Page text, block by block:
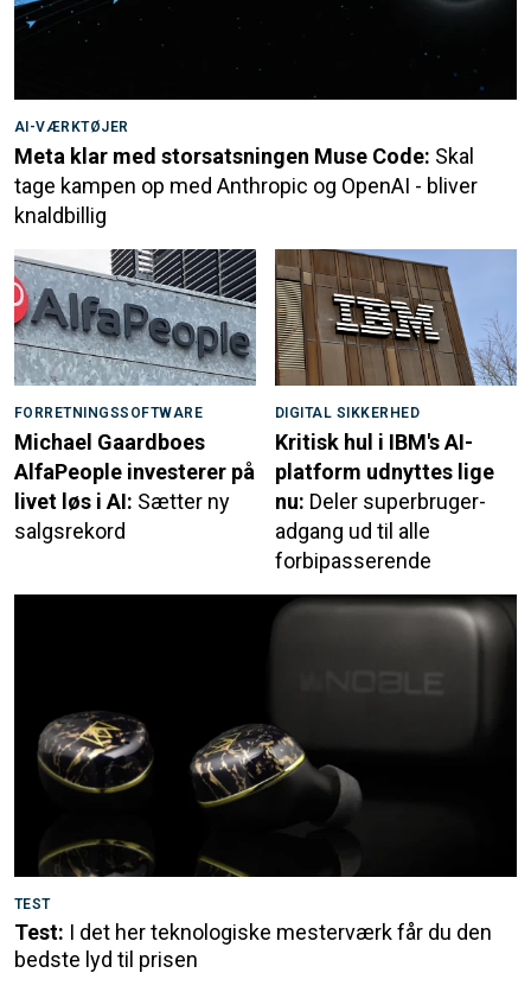
AI-VÆRKTØJER
Meta klar med storsatsningen Muse Code: Skal
tage kampen op med Anthropic og OpenAI - bliver
knaldbillig
FORRETNINGSSOFTWARE
Michael Gaardboes
AlfaPeople investerer på
livet løs i AI: Sætter ny
salgsrekord
DIGITAL SIKKERHED
Kritisk hul i IBM's AI-
platform udnyttes lige
nu: Deler superbruger-
adgang ud til alle
forbipasserende
TEST
Test: I det her teknologiske mesterværk får du den
bedste lyd til prisen